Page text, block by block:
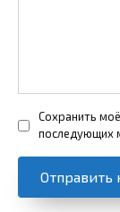
Сохранить
последующих